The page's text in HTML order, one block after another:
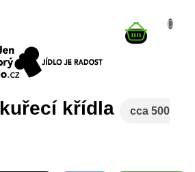
křídla cca 500